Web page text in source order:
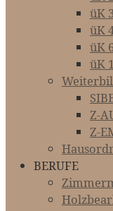
üK
üK
üK
üK
Z-
Z-
BERUFE